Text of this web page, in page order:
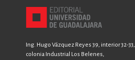
Ing. Hugo Vázquez Reyes 39, interior 32-33,
colonia Industrial Los Belenes,